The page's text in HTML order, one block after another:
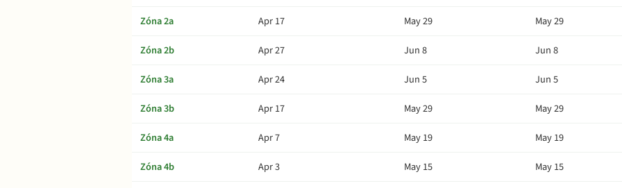
Zóna 2a
Apr 17 May 29
May 29
Zóna 2b
Apr 27 Jun 8
Jun 8
Zóna 3a
Apr 24 Jun 5
Jun 5
Zóna 3b
Apr 17 May 29
May 29
Zóna 4a
Apr 7 May 19
May 19
Zóna 4b
Apr 3 May 15
May 15